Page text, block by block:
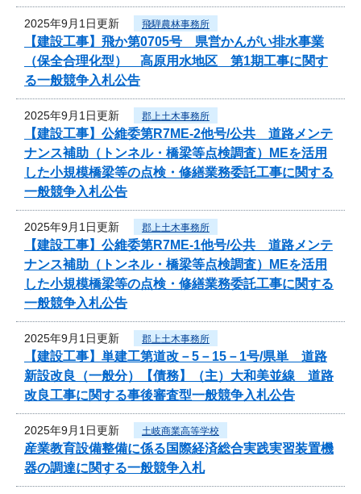
2025年9月1日更新 飛騨農林事務所
【建設工事】飛か第0705号 県営かんがい排水事業
（保全合理化型） 高原用水地区 第1期工事に関す
る一般競争入札公告
2025年9月1日更新 郡上土木事務所
【建設工事】公維委第R7ME-2他号/公共 道路メンテ
ナンス補助（トンネル・橋梁等点検調査）MEを活用
した小規模橋梁等の点検・修繕業務委託工事に関する
一般競争入札公告
2025年9月1日更新 郡上土木事務所
【建設工事】公維委第R7ME-1他号/公共 道路メンテ
ナンス補助（トンネル・橋梁等点検調査）MEを活用
した小規模橋梁等の点検・修繕業務委託工事に関する
一般競争入札公告
2025年9月1日更新 郡上土木事務所
【建設工事】単建工第道改－5－15－1号/県単 道路
新設改良（一般分）【債務】（主）大和美並線 道路
改良工事に関する事後審査型一般競争入札公告
2025年9月1日更新 土岐商業高等学校
産業教育設備整備に係る国際経済総合実践実習装置機
器の調達に関する一般競争入札